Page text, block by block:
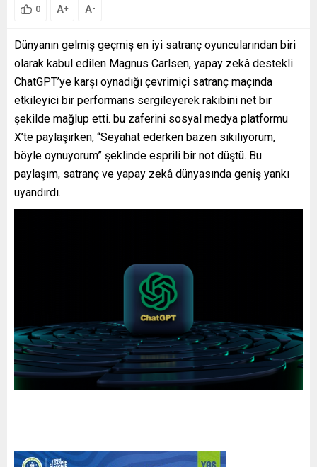
0 A+ A-
Dünyanın gelmiş geçmiş en iyi satranç oyuncularından biri
olarak kabul edilen Magnus Carlsen, yapay zekâ destekli
ChatGPT’ye karşı oynadığı çevrimiçi satranç maçında
etkileyici bir performans sergileyerek rakibini net bir
şekilde mağlup etti. bu zaferini sosyal medya platformu
X’te paylaşırken, “Seyahat ederken bazen sıkılıyorum,
böyle oynuyorum” şeklinde esprili bir not düştü. Bu
paylaşım, satranç ve yapay zekâ dünyasında geniş yankı
uyandırdı.